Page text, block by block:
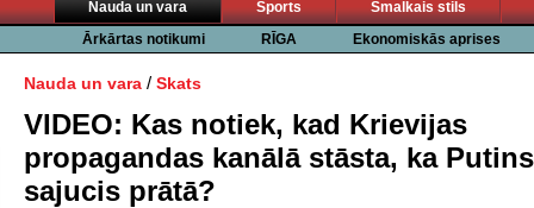
Nauda un vara Sports
Smalkais stils
Ārkārtas notikumi
RĪGA Ekonomiskās aprises
Nauda un vara / Skats
VIDEO: Kas notiek, kad Krievijas
propagandas kanālā stāsta, ka
sajucis prātā?